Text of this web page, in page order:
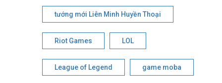
tướng mới Liên Minh Huyền Thoại
Riot Games LOL
League of Legend game moba